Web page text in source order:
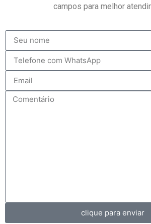
campos para melhor
clique para enviar